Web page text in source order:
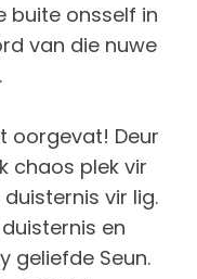
buite onsself in
van die nuwe
oorgevat! Deur
chaos plek vir
vir lig.
en
geliefde Seun.